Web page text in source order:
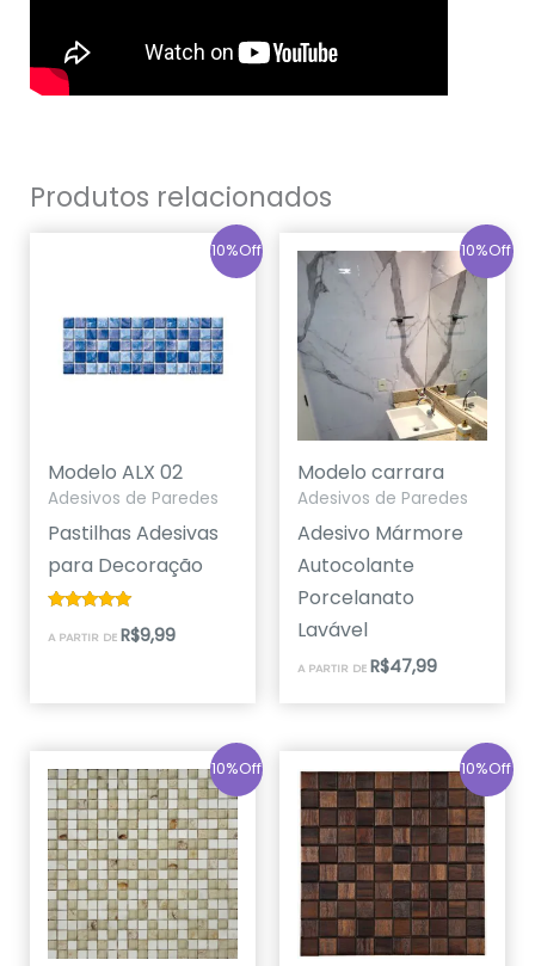
Produtos relacionados
10%Off
Modelo ALX 02
Adesivos de Paredes
Pastilhas Adesivas
para Decoração
5.00
A PARTIR DE R$9,99
10%Off
Modelo carrara
Adesivos de Paredes
Adesivo Mármore
Autocolante
Porcelanato
Lavável
A PARTIR DE R$47,99
10%Off 10%Off